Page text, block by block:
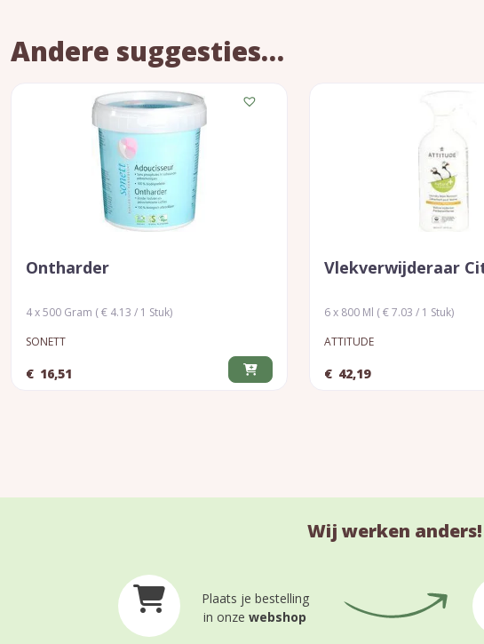
Andere suggesties…
Ontharder
4 x 500 Gram ( € 4.13 / 1 Stuk)
SONETT
€ 16,51
Vlekverwijderaar
6 x 800 Ml ( € 7.03 / 1 Stuk)
ATTITUDE
€ 42,19
Wij werken
Plaats je bestelling
in onze webshop